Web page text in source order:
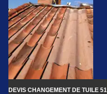
DEVIS CHANGEMENT DE TUILE 51